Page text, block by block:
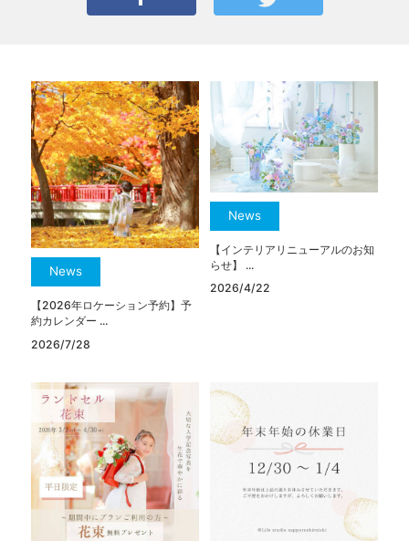
News
【2026年ロケーション予約】予
約カレンダー ...
2026/7/28
News
【インテリアリニューアルのお知
らせ】 ...
2026/4/22